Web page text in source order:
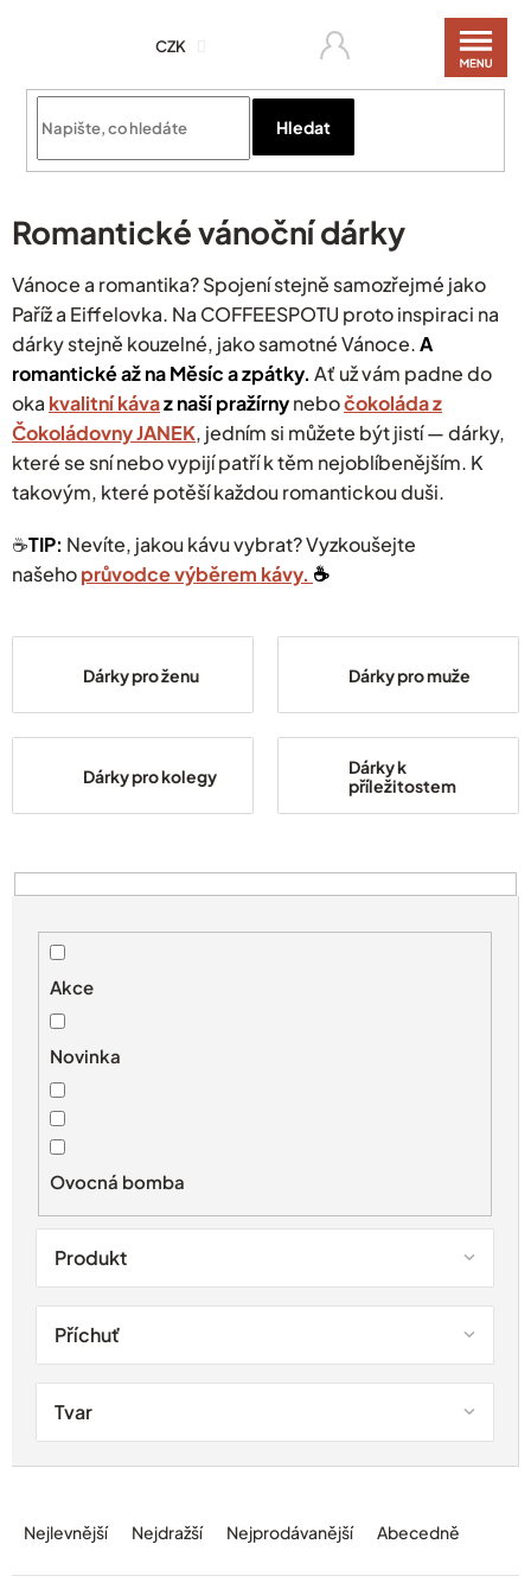
CZK
Hledat
Romantické vánoční dárky
Vánoce a romantika? Spojení stejně samozřejmé jako
Paříž a Eiffelovka. Na COFFEESPOTU proto inspiraci na
dárky stejně kouzelné, jako samotné Vánoce.A
romantické až na Měsíc a zpátky. Ať už vám padne do
oka kvalitní kávaz naší pražírnynebočokoláda z
Čokoládovny JANEK, jedním si můžete být jistí — dárky,
které se sní nebo vypijí patří k těm nejoblíbenějším. K
takovým, které potěší každou romantickou duši.
☕️TIP: Nevíte, jakou kávu vybrat? Vyzkoušejte
našehoprůvodce výběrem kávy. ☕️
Dárky pro ženu Dárky pro muže
Dárky pro kolegy
Dárky k
příležitostem
e
Nejlevnější Nejdražší Nejprodávanější Abecedně
Akce
Novinka
Ovocná bomba
Produkt
Příchuť
Tvar
V